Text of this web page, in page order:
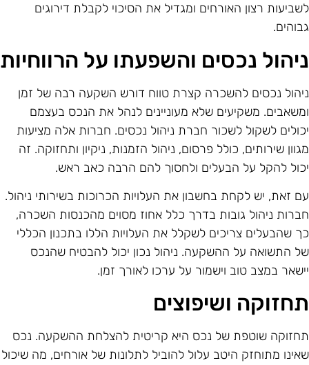
רצון האורחים ומגדיל את הסיכוי לקבלת דירוגים
נכסים והשפעתו על הרווחיות
נכסים להשכרה קצרת טווח דורש השקעה רבה של זמן
משקיעים שלא מעוניינים לנהל את הנכס בעצמם
לשקול לשכור חברת ניהול נכסים. חברות אלה מציעות
שירותים, כולל פרסום, ניהול הזמנות, ניקיון ותחזוקה. זה
להקל על הבעלים ולחסוך להם הרבה כאב ראש.
זאת, יש לקחת בחשבון את העלויות הכרוכות בשירותי ניהול.
ניהול גובות בדרך כלל אחוז מסוים מהכנסות השכרה,
שהבעלים צריכים לשקלל את העלויות הללו בתכנון הכללי
התשואה על ההשקעה. ניהול נכון יכול להבטיח שהנכס
במצב טוב וישמור על ערכו לאורך זמן.
ושיפוצים
שוטפת של נכס היא קריטית להצלחת ההשקעה. נכס
מתוחזק היטב עלול להוביל לתלונות של אורחים, מה שיכול